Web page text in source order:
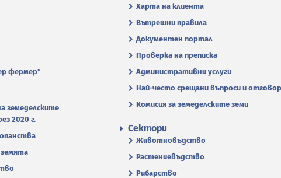
фермер"
Харта на клиента
Вътрешни правила
Документен портал
Проверка на преписка
Административни услуги
Най-често срещани въпроси и
Комисия за земеделските земи
земеделските
2020 г.
земята
Сектори
Животновъдство
Растениевъдство
Рибарство